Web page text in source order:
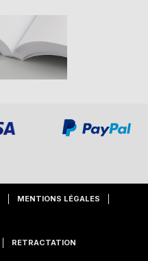
MENTIONS LÉGALES
RETRACTATION